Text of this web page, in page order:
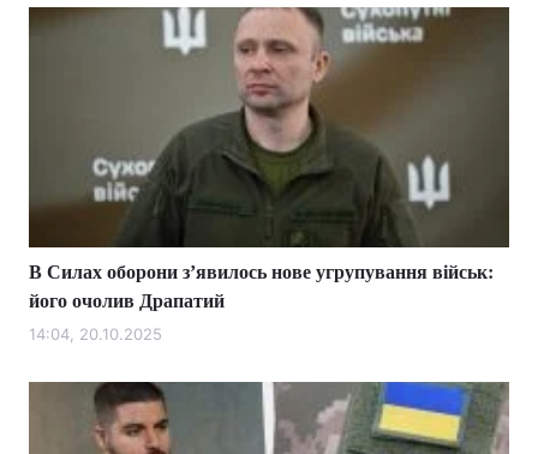
В Силах оборони зʼявилось нове угрупування військ:
його очолив Драпатий
14:04, 20.10.2025